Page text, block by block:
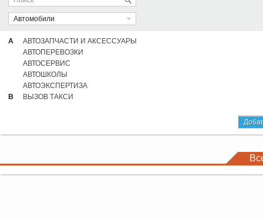
Автомобили
А
АВТОЗАПЧАСТИ И АКСЕССУАРЫ
АВТОПЕРЕВОЗКИ
АВТОСЕРВИС
АВТОШКОЛЫ
АВТОЭКСПЕРТИЗА
В
ВЫЗОВ ТАКСИ